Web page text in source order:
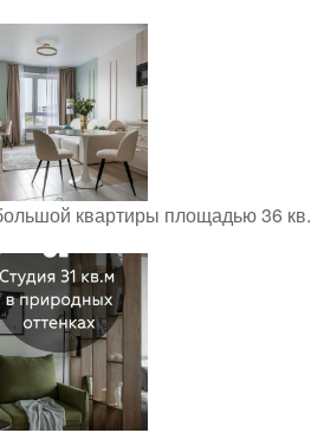
квартиры площадью 36 кв.